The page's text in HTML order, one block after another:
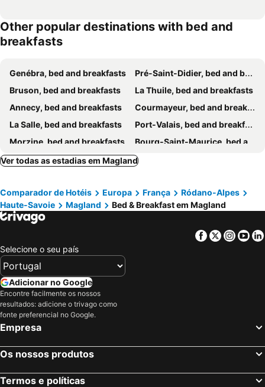
Other popular destinations with bed and
breakfasts
Genébra, bed and breakfasts
Pré-Saint-Didier, bed and breakfasts
Bruson, bed and breakfasts
La Thuile, bed and breakfasts
Annecy, bed and breakfasts
Courmayeur, bed and breakfasts
La Salle, bed and breakfasts
Port-Valais, bed and breakfasts
Morzine, bed and breakfasts
Bourg-Saint-Maurice, bed and breakfasts
Chamonix-Mont-Blanc, bed and breakfasts
Ovronnaz, bed and breakfasts
Les Crosets, bed and breakfasts
Faverges, bed and breakfasts
Mercury, bed and breakfasts
Cluses, bed and breakfasts
Albertville, bed and breakfasts
Le Châble, bed and breakfasts
Morgins, bed and breakfasts
Saint-Gervais-les-Bains, bed and breakfasts
Samoëns, bed and breakfasts
Séez, bed and breakfasts
Sevrier, bed and breakfasts
Nyon, bed and breakfasts
Lathuile, bed and breakfasts
Les Houches, bed and breakfasts
Thollon-les-Mémises, bed and breakfasts
Ver todas as estadias em Magland
Comparador de Hotéis Europa França
Ródano-Alpes
Haute-Savoie
Magland Bed & Breakfast em Magland
Facebook
Twitter
Selecione o seu país
Adicionar no Google
Encontre facilmente os nossos
resultados: adicione o trivago como
fonte preferencial no Google.
Empresa
Os nossos produtos
Termos e políticas